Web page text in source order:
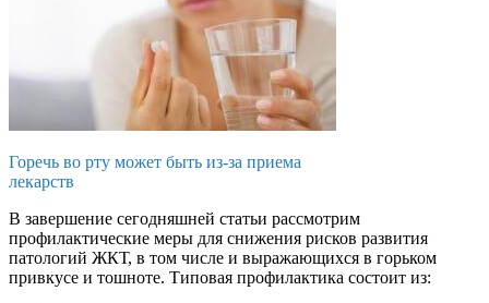
Горечь во рту может быть из-за приема
лекарств
В завершение сегодняшней статьи рассмотрим
профилактические меры для снижения рисков развития
патологий ЖКТ, в том числе и выражающихся в горьком
привкусе и тошноте. Типовая профилактика состоит из: